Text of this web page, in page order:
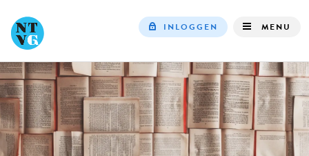
navigation
INLOGGEN MENU